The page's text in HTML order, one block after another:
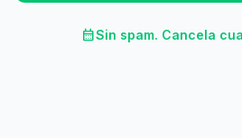
calendar_monthSin spam. Cancela